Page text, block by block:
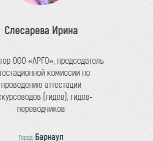
Слесарева Ирина
ООО «АРГО», председатель
комиссии по
проведению аттестации
(гидов), гидов-
переводчиков
Город: Барнаул